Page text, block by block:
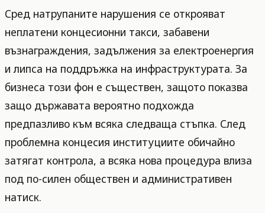
Сред натрупаните нарушения се открояват
неплатени концесионни такси, забавени
възнаграждения, задължения за електроенергия
и липса на поддръжка на инфраструктурата. За
бизнеса този фон е съществен, защото показва
защо държавата вероятно подхожда
предпазливо към всяка следваща стъпка. След
проблемна концесия институциите обичайно
затягат контрола, а всяка нова процедура влиза
под по-силен обществен и административен
натиск.